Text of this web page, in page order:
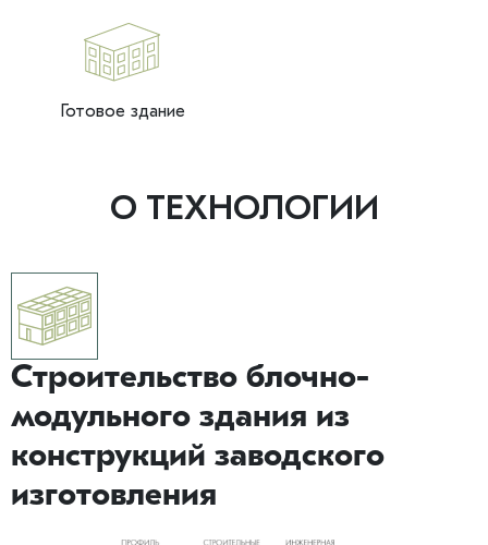
Готовое здание
О ТЕХНОЛОГИИ
Строительство блочно-
модульного здания из
конструкций заводского
изготовления